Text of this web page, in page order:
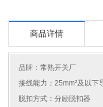
商品详情
品牌： 常熟开关厂
接线能力：25mm²及以下
脱扣方式：分励脱扣器